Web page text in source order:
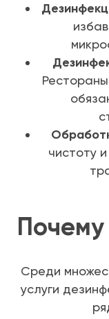
чистоту
Среди
услуги